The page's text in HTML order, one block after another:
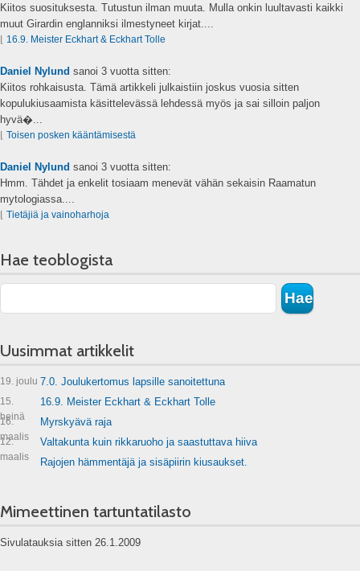
Kiitos suosituksesta. Tutustun ilman muuta. Mulla onkin luultavasti kaikki
muut Girardin englanniksi ilmestyneet kirjat....
16.9. Meister Eckhart & Eckhart Tolle
Daniel Nylund sanoi 3 vuotta sitten:
Kiitos rohkaisusta. Tämä artikkeli julkaistiin joskus vuosia sitten
kopulukiusaamista käsittelevässä lehdessä myös ja sai silloin paljon
hyvä�...
Toisen posken kääntämisestä
Daniel Nylund sanoi 3 vuotta sitten:
Hmm. Tähdet ja enkelit tosiaam menevät vähän sekaisin Raamatun
mytologiassa....
Tietäjiä ja vainoharhoja
Hae teoblogista
Uusimmat artikkelit
19. joulu 7.0. Joulukertomus lapsille sanoitettuna
15.
heinä
16.9. Meister Eckhart & Eckhart Tolle
16.
maalis
Myrskyävä raja
12.
maalis
Valtakunta kuin rikkaruoho ja saastuttava hiiva
Rajojen hämmentäjä ja sisäpiirin kiusaukset.
Mimeettinen tartuntatilasto
Sivulatauksia sitten 26.1.2009